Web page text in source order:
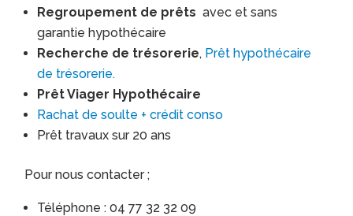
Regroupement de prêtsavec et sans
garantie hypothécaire
Recherche de trésorerie, Prêt hypothécaire
de trésorerie.
Prêt Viager Hypothécaire
Rachat de soulte + crédit conso
Prêt travaux sur 20 ans
Pour nous contacter ;
Téléphone : 04 77 32 32 09